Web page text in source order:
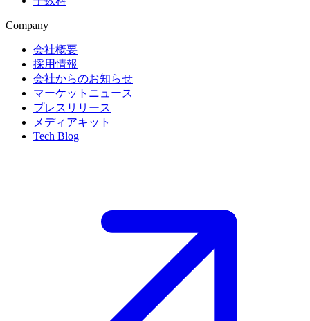
Company
会社概要
採用情報
会社からのお知らせ
マーケットニュース
プレスリリース
メディアキット
Tech Blog